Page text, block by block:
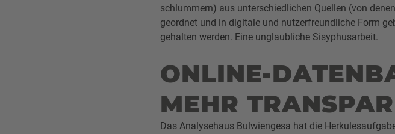
schlummern) aus unterschiedlichen Quellen (von
geordnet und in digitale und nutzerfreundliche Form
gehalten werden. Eine unglaubliche Sisyphusarbeit.
ONLINE-
MEHR
Das Analysehaus Bulwiengesa hat die